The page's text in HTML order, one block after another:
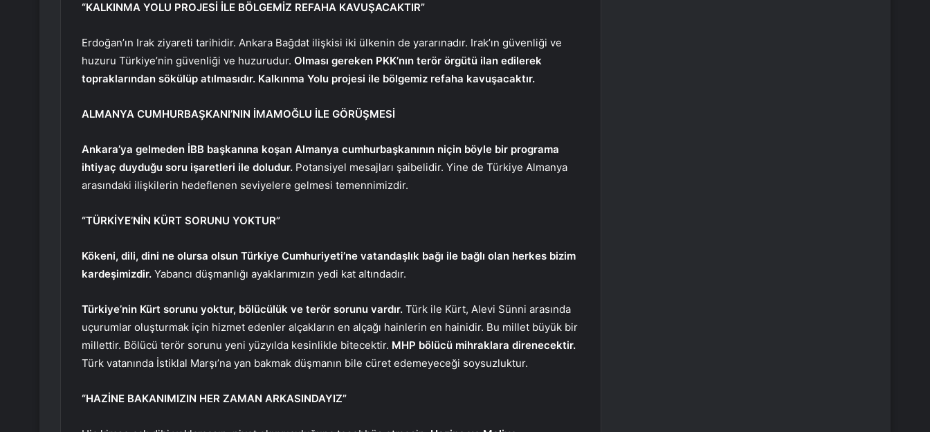
“KALKINMA YOLU PROJESİ İLE BÖLGEMİZ REFAHA KAVUŞACAKTIR”
Erdoğan’ın Irak ziyareti tarihidir. Ankara Bağdat ilişkisi iki ülkenin de yararınadır. Irak’ın güvenliği ve
huzuru Türkiye’nin güvenliği ve huzurudur. Olması gereken PKK’nın terör örgütü ilan edilerek
topraklarından sökülüp atılmasıdır. Kalkınma Yolu projesi ile bölgemiz refaha kavuşacaktır.
ALMANYA CUMHURBAŞKANI’NIN İMAMOĞLU İLE GÖRÜŞMESİ
Ankara’ya gelmeden İBB başkanına koşan Almanya cumhurbaşkanının niçin böyle bir programa
ihtiyaç duyduğu soru işaretleri ile doludur. Potansiyel mesajları şaibelidir. Yine de Türkiye Almanya
arasındaki ilişkilerin hedeflenen seviyelere gelmesi temennimizdir.
“TÜRKİYE’NİN KÜRT SORUNU YOKTUR”
Kökeni, dili, dini ne olursa olsun Türkiye Cumhuriyeti’ne vatandaşlık bağı ile bağlı olan herkes bizim
kardeşimizdir. Yabancı düşmanlığı ayaklarımızın yedi kat altındadır.
Türkiye’nin Kürt sorunu yoktur, bölücülük ve terör sorunu vardır. Türk ile Kürt, Alevi Sünni arasında
uçurumlar oluşturmak için hizmet edenler alçakların en alçağı hainlerin en hainidir. Bu millet büyük bir
millettir. Bölücü terör sorunu yeni yüzyılda kesinlikle bitecektir. MHP bölücü mihraklara direnecektir.
Türk vatanında İstiklal Marşı’na yan bakmak düşmanın bile cüret edemeyeceği soysuzluktur.
“HAZİNE BAKANIMIZIN HER ZAMAN ARKASINDAYIZ”